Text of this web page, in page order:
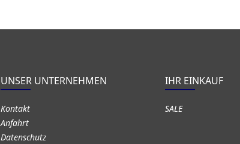
UNSER UNTERNEHMEN
Kontakt
Anfahrt
Datenschutz
IHR EINKAUF
SALE